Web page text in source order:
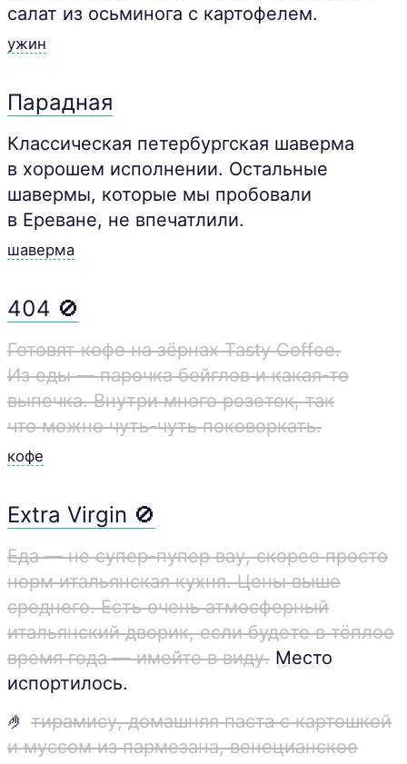
салат из осьминога с картофелем.
ужин
Парадная
Классическая петербургская шаверма
в хорошем исполнении. Остальные
шавермы, которые мы пробовали
в Ереване, не впечатлили.
шаверма
404 🚫
Готовят кофе на зёрнах Tasty Coffee.
Из еды — парочка бейглов и какая-то
выпечка. Внутри много розеток, так
что можно чуть-чуть поковоркать.
кофе
Extra Virgin 🚫
Еда — не супер-пупер вау, скорее просто
норм итальянская кухня. Цены выше
среднего. Есть очень атмосферный
итальянский дворик, если будете в тёплое
время года — имейте в виду. Место
испортилось.
🤌 тирамису, домашняя паста с картошкой
и муссом из пармезана, венецианское